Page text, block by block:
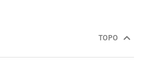
TOPO